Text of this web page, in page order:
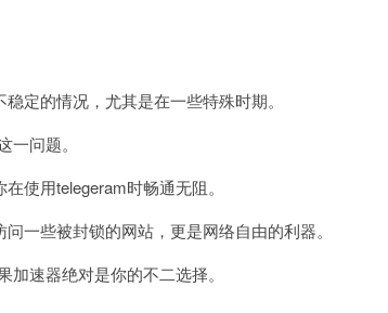
的情况，尤其是在一些特殊时期。
问题。
用telegeram时畅通无阻。
些被封锁的网站，更是网络自由的利器。
速器绝对是你的不二选择。